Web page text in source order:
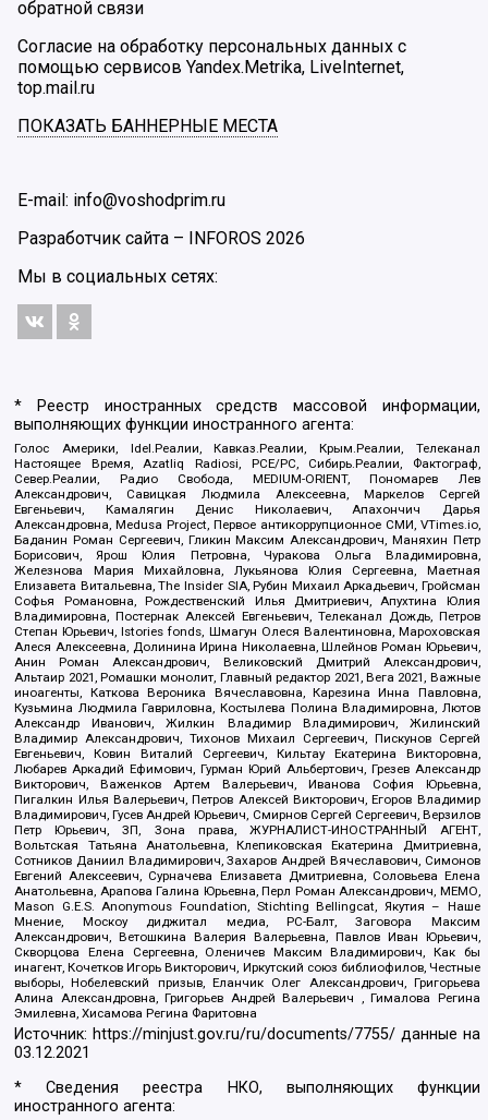
обратной связи
Согласие на обработку персональных данных с
помощью сервисов Yandex.Metrika, LiveInternet,
top.mail.ru
ПОКАЗАТЬ БАННЕРНЫЕ МЕСТА
E-mail: info@voshodprim.ru
Разработчик сайта – INFOROS 2026
Мы в социальных сетях:
* Реестр иностранных средств массовой информации,
выполняющих функции иностранного агента:
Голос Америки, Idel.Реалии, Кавказ.Реалии, Крым.Реалии, Телеканал
Настоящее Время, Azatliq Radiosi, PCE/PC, Сибирь.Реалии, Фактограф,
Север.Реалии, Радио Свобода, MEDIUM-ORIENT, Пономарев Лев
Александрович, Савицкая Людмила Алексеевна, Маркелов Сергей
Евгеньевич, Камалягин Денис Николаевич, Апахончич Дарья
Александровна, Medusa Project, Первое антикоррупционное СМИ, VTimes.io,
Баданин Роман Сергеевич, Гликин Максим Александрович, Маняхин Петр
Борисович, Ярош Юлия Петровна, Чуракова Ольга Владимировна,
Железнова Мария Михайловна, Лукьянова Юлия Сергеевна, Маетная
Елизавета Витальевна, The Insider SIA, Рубин Михаил Аркадьевич, Гройсман
Софья Романовна, Рождественский Илья Дмитриевич, Апухтина Юлия
Владимировна, Постернак Алексей Евгеньевич, Телеканал Дождь, Петров
Степан Юрьевич, Istories fonds, Шмагун Олеся Валентиновна, Мароховская
Алеся Алексеевна, Долинина Ирина Николаевна, Шлейнов Роман Юрьевич,
Анин Роман Александрович, Великовский Дмитрий Александрович,
Альтаир 2021, Ромашки монолит, Главный редактор 2021, Вега 2021, Важные
иноагенты, Каткова Вероника Вячеславовна, Карезина Инна Павловна,
Кузьмина Людмила Гавриловна, Костылева Полина Владимировна, Лютов
Александр Иванович, Жилкин Владимир Владимирович, Жилинский
Владимир Александрович, Тихонов Михаил Сергеевич, Пискунов Сергей
Евгеньевич, Ковин Виталий Сергеевич, Кильтау Екатерина Викторовна,
Любарев Аркадий Ефимович, Гурман Юрий Альбертович, Грезев Александр
Викторович, Важенков Артем Валерьевич, Иванова София Юрьевна,
Пигалкин Илья Валерьевич, Петров Алексей Викторович, Егоров Владимир
Владимирович, Гусев Андрей Юрьевич, Смирнов Сергей Сергеевич, Верзилов
Петр Юрьевич, ЗП, Зона права, ЖУРНАЛИСТ-ИНОСТРАННЫЙ АГЕНТ,
Вольтская Татьяна Анатольевна, Клепиковская Екатерина Дмитриевна,
Сотников Даниил Владимирович, Захаров Андрей Вячеславович, Симонов
Евгений Алексеевич, Сурначева Елизавета Дмитриевна, Соловьева Елена
Анатольевна, Арапова Галина Юрьевна, Перл Роман Александрович, МЕМО,
Mason G.E.S. Anonymous Foundation, Stichting Bellingcat, Якутия – Наше
Мнение, Москоу диджитал медиа, РС-Балт, Заговора Максим
Александрович, Ветошкина Валерия Валерьевна, Павлов Иван Юрьевич,
Скворцова Елена Сергеевна, Оленичев Максим Владимирович, Как бы
инагент, Кочетков Игорь Викторович, Иркутский союз библиофилов, Честные
выборы, Нобелевский призыв, Еланчик Олег Александрович, Григорьева
Алина Александровна, Григорьев Андрей Валерьевич , Гималова Регина
Эмилевна, Хисамова Регина Фаритовна
Источник: https://minjust.gov.ru/ru/documents/7755/ данные на
03.12.2021
* Сведения реестра НКО, выполняющих функции
иностранного агента: